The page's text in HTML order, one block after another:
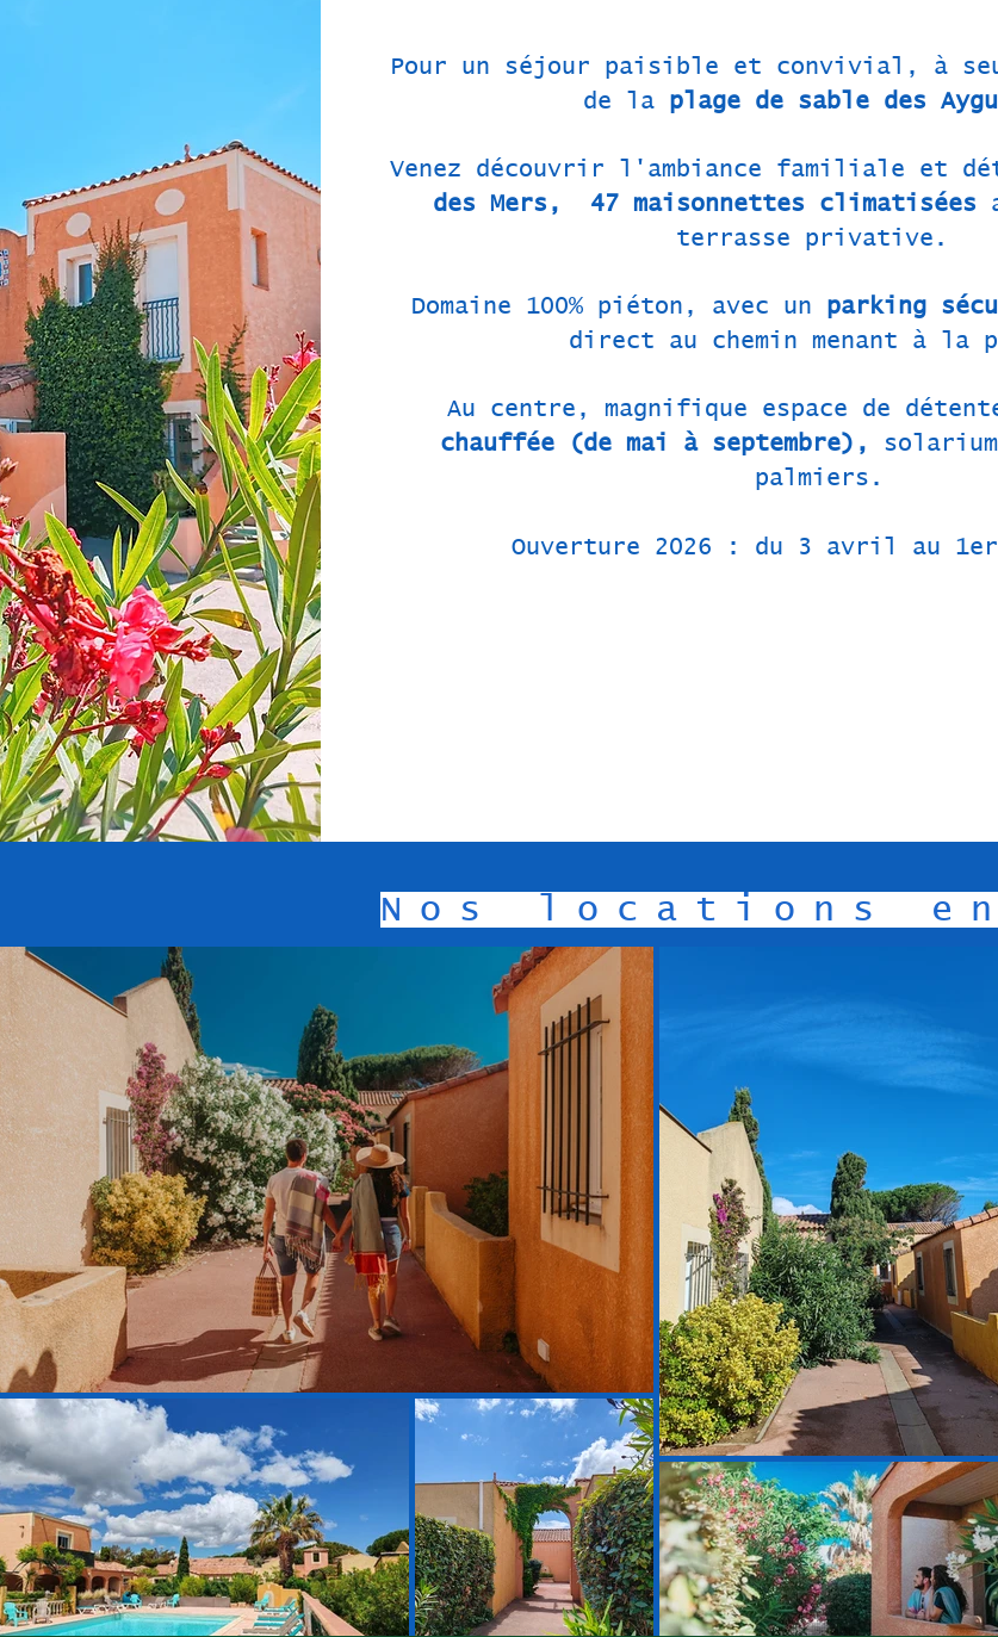
Pour un séjour paisible et convivial, à
de la plage de sable des
Venez découvrir l'ambiance familiale et
des Mers, 47 maisonnettes climatisées
terrasse privative.
Domaine 100% piéton, avec un parking
direct au chemin menant à la
Au centre, magnifique espace de
chauffée (de mai à septembre),
palmiers.
Ouverture 2026 : du 3 avril au 1er
Nos locations